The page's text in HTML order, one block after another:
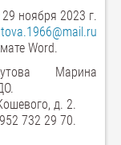
ноября 2023 г.
Word.
Марина
д. 2.
732 29 70.